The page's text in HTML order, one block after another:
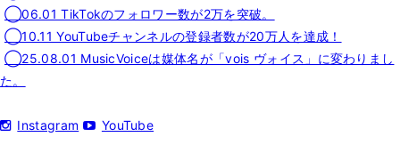
◯06.01 TikTokのフォロワー数が2万を突破。
◯10.11 YouTubeチャンネルの登録者数が20万人を達成！
◯25.08.01 MusicVoiceは媒体名が「vois ヴォイス」に変わりまし
た。
Instagram YouTube